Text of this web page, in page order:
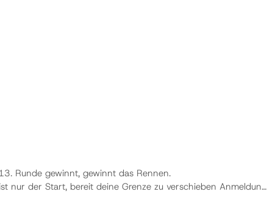
Runde gewinnt, gewinnt das Rennen.
der Start, bereit deine Grenze zu verschieben Anmeldung